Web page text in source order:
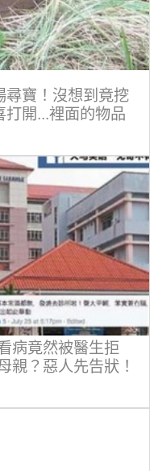
尋寶！沒想到竟挖
打開...裡面的物品
病竟然被醫生拒
親？惡人先告狀！